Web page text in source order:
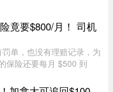
（blu ...
竟要$800/月！ 司机
单，也没有理赔记录，为
保险还要每月 $500 到
系过保险公司，也使用了